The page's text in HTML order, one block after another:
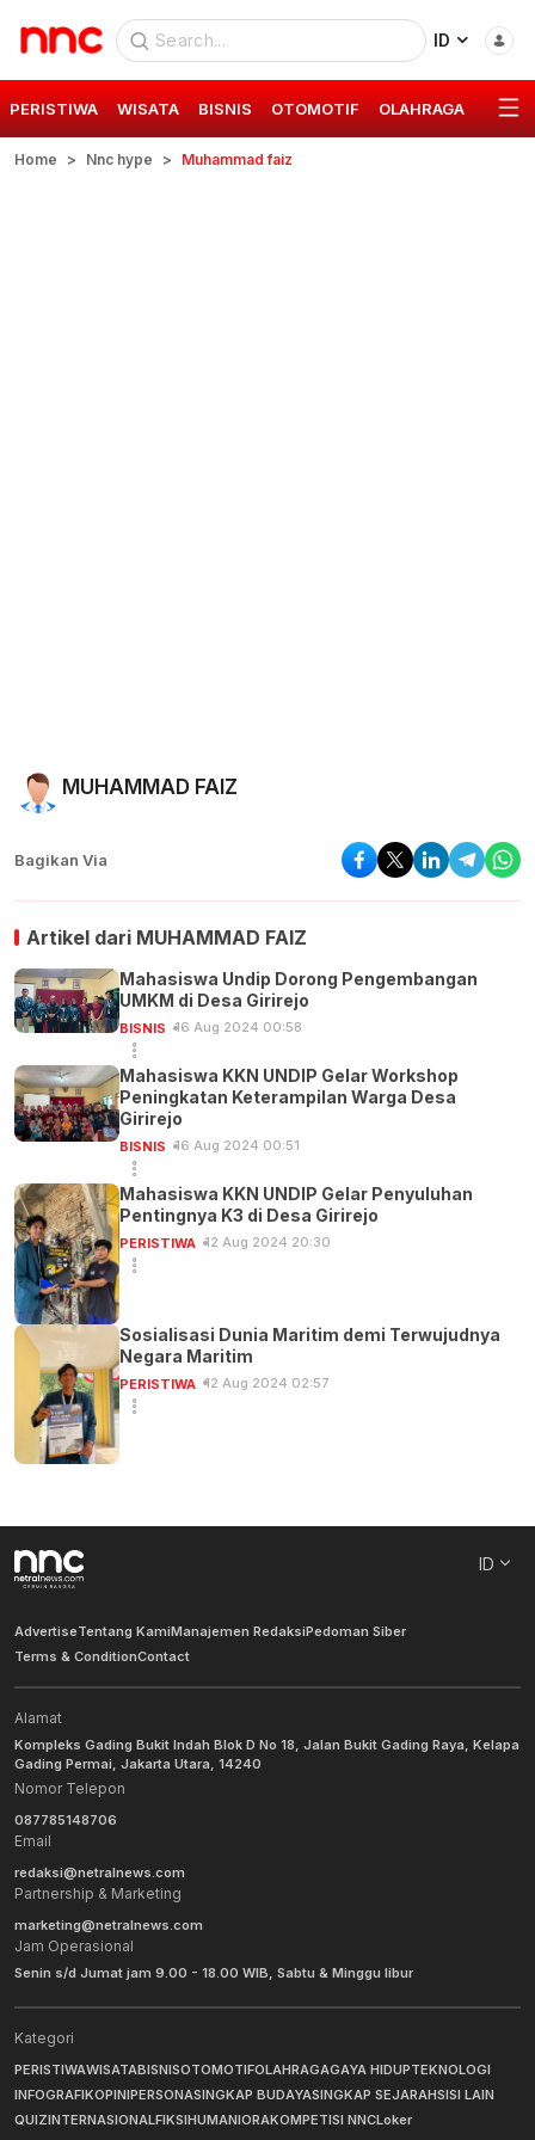
ID
PERISTIWA WISATA BISNIS OTOMOTIF OLAHRAGA GAYA
Home Nnc hype Muhammad faiz
MUHAMMAD FAIZ
Bagikan Via
Artikel dari MUHAMMAD FAIZ
Mahasiswa Undip Dorong Pengembangan
UMKM di Desa Girirejo
BISNIS 16 Aug 2024 00:58
Mahasiswa KKN UNDIP Gelar Workshop
Peningkatan Keterampilan Warga Desa
Girirejo
BISNIS 16 Aug 2024 00:51
Mahasiswa KKN UNDIP Gelar Penyuluhan
Pentingnya K3 di Desa Girirejo
PERISTIWA 12 Aug 2024 20:30
Sosialisasi Dunia Maritim demi Terwujudnya
Negara Maritim
PERISTIWA 12 Aug 2024 02:57
ID
AdvertiseTentang KamiManajemen RedaksiPedoman Siber
Terms & ConditionContact
Alamat
Kompleks Gading Bukit Indah Blok D No 18, Jalan Bukit Gading Raya, Kelapa
Gading Permai, Jakarta Utara, 14240
Nomor Telepon
087785148706
Email
redaksi@netralnews.com
Partnership & Marketing
marketing@netralnews.com
Jam Operasional
Senin s/d Jumat jam 9.00 - 18.00 WIB, Sabtu & Minggu libur
Kategori
PERISTIWAWISATABISNISOTOMOTIFOLAHRAGAGAYA HIDUPTEKNOLOGI
INFOGRAFIKOPINIPERSONASINGKAP BUDAYASINGKAP SEJARAHSISI LAIN
QUIZINTERNASIONALFIKSIHUMANIORAKOMPETISI NNCLoker